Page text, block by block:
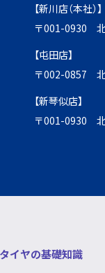
【新川店（本社）】
〒001-0930
【屯田店】
〒002-0857
【新琴似店】
〒001-0930
タイヤの基礎知識